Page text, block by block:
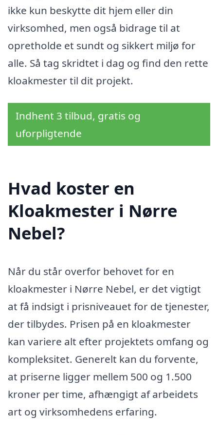
ikke kun beskytte dit hjem eller din
virksomhed, men også bidrage til at
opretholde et sundt og sikkert miljø for
alle. Så tag skridtet i dag og find den rette
kloakmester til dit projekt.
Indhent 3 tilbud, gratis og
uforpligtende
Hvad koster en
Kloakmester i Nørre
Nebel?
Når du står overfor behovet for en
kloakmester i Nørre Nebel, er det vigtigt
at få indsigt i prisniveauet for de tjenester,
der tilbydes. Prisen på en kloakmester
kan variere alt efter projektets omfang og
kompleksitet. Generelt kan du forvente,
at priserne ligger mellem 500 og 1.500
kroner per time, afhængigt af arbeidets
art og virksomhedens erfaring.